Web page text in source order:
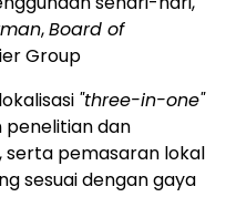
,Board of
Group
"three-in-one"
penelitian dan
pemasaran lokal
sesuai dengan gaya